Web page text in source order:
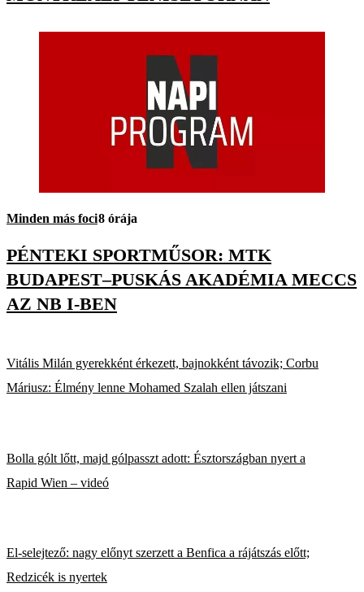
Minden más foci8 órája
PÉNTEKI SPORTMŰSOR: MTK
BUDAPEST–PUSKÁS AKADÉMIA MECCS
AZ NB I-BEN
Vitális Milán gyerekként érkezett, bajnokként távozik; Corbu
Máriusz: Élmény lenne Mohamed Szalah ellen játszani
Bolla gólt lőtt, majd gólpasszt adott: Észtországban nyert a
Rapid Wien – videó
El-selejtező: nagy előnyt szerzett a Benfica a rájátszás előtt;
Redzicék is nyertek